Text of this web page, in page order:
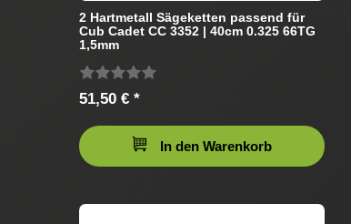
2 Hartmetall Sägeketten passend für
Cub Cadet CC 3352 | 40cm 0.325 66TG
1,5mm
51,50 € *
In den Warenkorb